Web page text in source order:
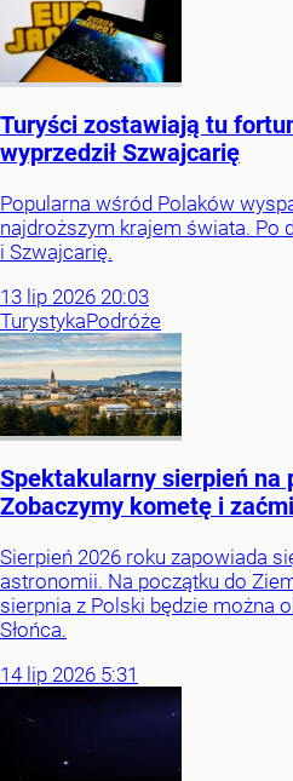
Turyści zostawiają tu
wyprzedził Szwajcarię
Popularna wśród Polaków
najdroższym krajem świata. Po
i Szwajcarię.
13 lip 2026 20:03
TurystykaPodróże
Spektakularny sierpień na
Zobaczymy kometę i
Sierpień 2026 roku zapowiada
astronomii. Na początku do
sierpnia z Polski będzie można
Słońca.
14 lip 2026 5:31